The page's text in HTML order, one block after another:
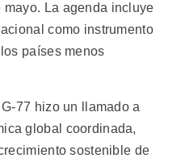
La agenda incluye
como instrumento
países menos
77 hizo un llamado a
global coordinada,
sostenible de